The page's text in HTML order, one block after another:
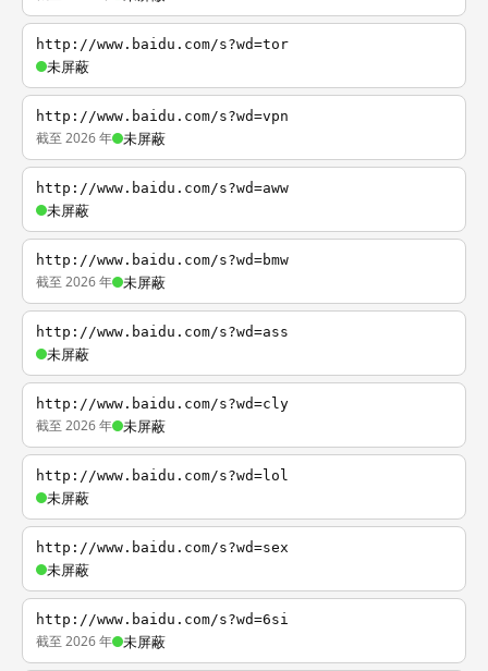
http://www.baidu.com/s?wd=tor
未屏蔽
http://www.baidu.com/s?wd=vpn
截至 2026 年 未屏蔽
http://www.baidu.com/s?wd=aww
未屏蔽
http://www.baidu.com/s?wd=bmw
截至 2026 年 未屏蔽
http://www.baidu.com/s?wd=ass
未屏蔽
http://www.baidu.com/s?wd=cly
截至 2026 年 未屏蔽
http://www.baidu.com/s?wd=lol
未屏蔽
http://www.baidu.com/s?wd=sex
未屏蔽
http://www.baidu.com/s?wd=6si
截至 2026 年 未屏蔽